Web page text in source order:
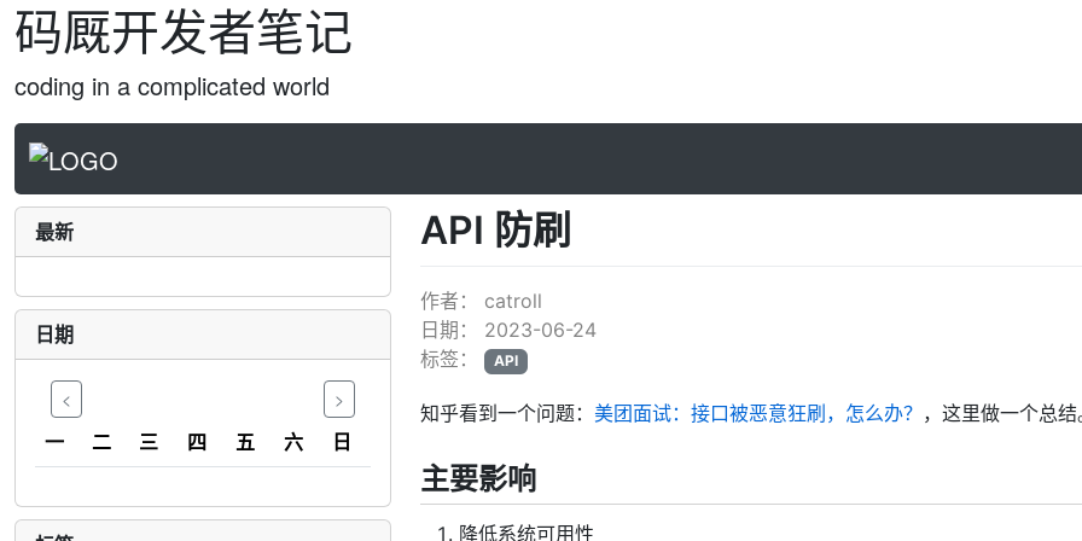
码厩开发者笔记
coding in a complicated world
最新
日期
< >
一 二 三 四 五 六 日
API 防刷
作者： catroll
日期： 2023-06-24
标签：
API
知乎看到一个问题： 美团面试：接口被恶意狂刷，怎么办？ ，这里做一个总结
主要影响
降低系统可用性